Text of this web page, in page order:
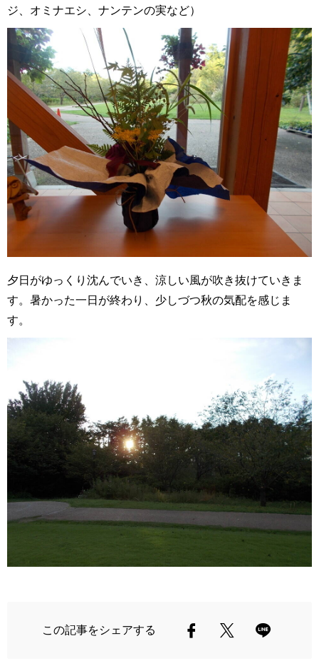
ジ、オミナエシ、ナンテンの実など）
夕日がゆっくり沈んでいき、涼しい風が吹き抜けていきま
す。暑かった一日が終わり、少しづつ秋の気配を感じま
す。
この記事をシェアする